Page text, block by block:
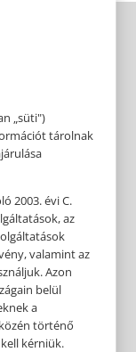
„süti")
tárolnak
2003. évi C.
az
valamint az
Azon
belül
a
történő
kérniük.